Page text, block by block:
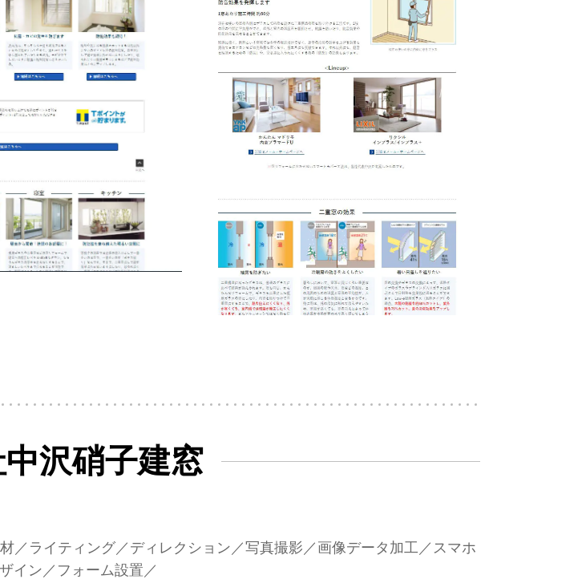
沢硝子建窓
／ライティング／ディレクション／写真撮影／画像データ加工／スマホ
イン／フォーム設置／